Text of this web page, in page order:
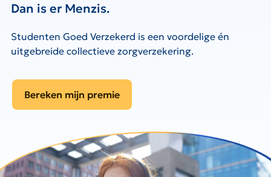
Studenten Goed Verzekerd is een voordelige én
uitgebreide collectieve zorgverzekering.
Dan is er Menzis.
Bereken mijn premie